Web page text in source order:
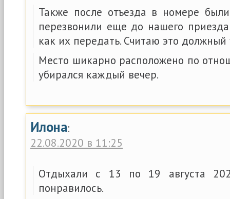
Также после отъезда в номере
перезвонили еще до нашего
как их передать. Считаю это должный
Место шикарно расположено по
убирался каждый вечер.
Илона:
22.08.2020 в 11:25
Отдыхали с 13 по 19 августа
понравилось.